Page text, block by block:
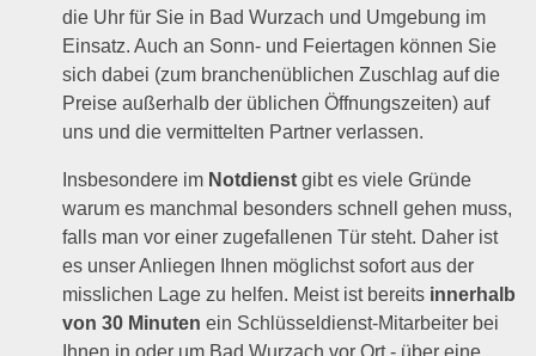
die Uhr für Sie in Bad Wurzach und Umgebung im
Einsatz. Auch an Sonn- und Feiertagen können Sie
sich dabei (zum branchenüblichen Zuschlag auf die
Preise außerhalb der üblichen Öffnungszeiten) auf
uns und die vermittelten Partner verlassen.
Insbesondere im Notdienst gibt es viele Gründe
warum es manchmal besonders schnell gehen muss,
falls man vor einer zugefallenen Tür steht. Daher ist
es unser Anliegen Ihnen möglichst sofort aus der
misslichen Lage zu helfen. Meist ist bereits innerhalb
von 30 Minuten ein Schlüsseldienst-Mitarbeiter bei
Ihnen in oder um Bad Wurzach vor Ort - über eine